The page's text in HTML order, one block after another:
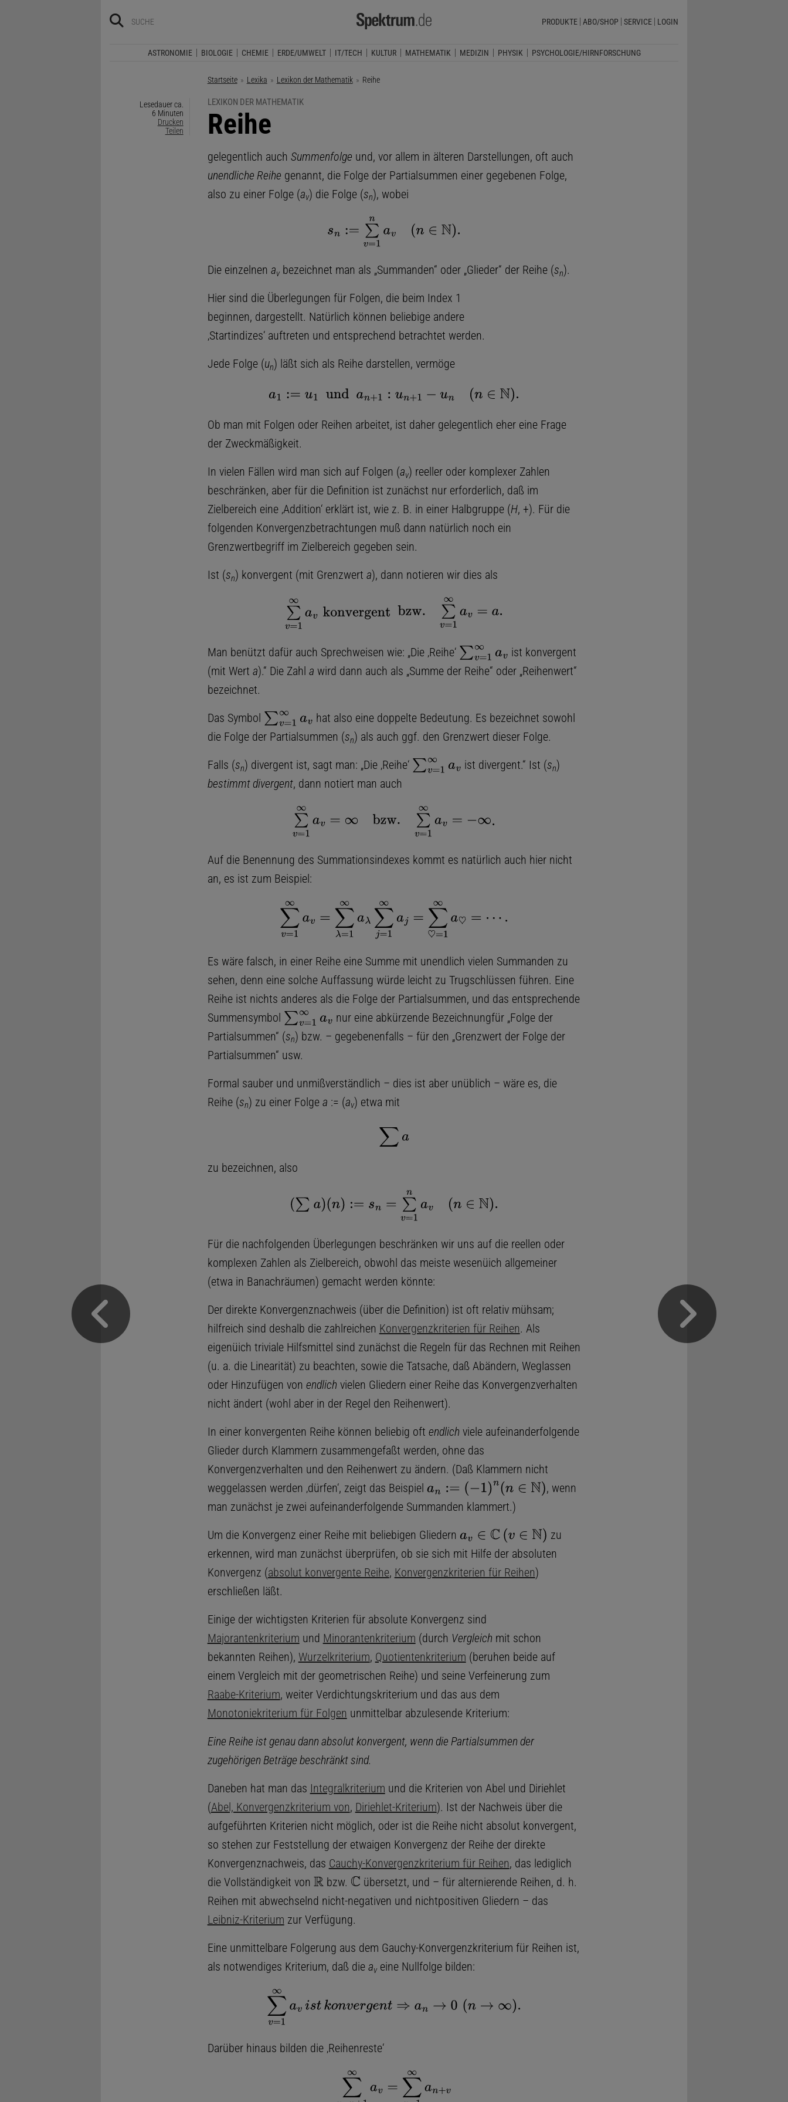
PRODUKTE ABO/SHOP SERVICE LOGIN
ASTRONOMIE BIOLOGIE CHEMIE ERDE/UMWELT IT/TECH KULTUR MATHEMATIK MEDIZIN PHYSIK PSYCHOLOGIE/HIRNFORSCHUNG
Startseite Lexika Lexikon der Mathematik Aktuelle Seite:
Reihe
Lesedauer ca.
6 Minuten
Drucken
Teilen
LEXIKON DER MATHEMATIK
:
Reihe
gelegentlich auch Summenfolge und, vor allem in älteren Darstellungen, oft auch
unendliche Reihe genannt, die Folge der Partialsummen einer gegebenen Folge,
also zu einer Folge (av) die Folge (sn), wobei
:=∑v =1 n∈ N)
Die einzelnen avbezeichnet man als „Summanden“ oder „Glieder“ der Reihe (sn).
Hier sind die Überlegungen für Folgen, die beim Index 1
beginnen, dargestellt. Natürlich können beliebige andere
‚Startindizes‘ auftreten und entsprechend betrachtet werden.
Jede Folge (un) läßt sich als Reihe darstellen, vermöge
1:=u1 undan+ 1 un+1− un( n∈
Ob man mit Folgen oder Reihen arbeitet, ist daher gelegentlich eher eine Frage
der Zweckmäßigkeit.
In vielen Fällen wird man sich auf Folgen (av) reeller oder komplexer Zahlen
beschränken, aber für die Definition ist zunächst nur erforderlich, daß im
Zielbereich eine ‚Addition‘ erklärt ist, wie z. B. in einer Halbgruppe (H, +). Für die
folgenden Konvergenzbetrachtungen muß dann natürlich noch ein
Grenzwertbegriff im Zielbereich gegeben sein.
Ist (sn) konvergent (mit Grenzwert a), dann notieren wir dies als
= konvergentbzw. =1∞ v=
Man benützt dafür auch Sprechweisen wie: „Die ‚Reihe‘ ∑v=1∞ av
ist konvergent
(mit Wert a).“ Die Zahl a wird dann auch als „Summe der Reihe“ oder „Reihenwert“
bezeichnet.
Das Symbol ∑v=1∞ av
hat also eine doppelte Bedeutung. Es bezeichnet sowohl
die Folge der Partialsummen (sn) als auch ggf. den Grenzwert dieser Folge.
Falls (sn) divergent ist, sagt man: „Die ‚Reihe‘ ∑v=1∞ av ist divergent.“ Ist (sn)
bestimmt divergent, dann notiert man auch
1∞a ∞bzw =1∞ av
Auf die Benennung des Summationsindexes kommt es natürlich auch hier nicht
an, es ist zum Beispiel:
∑∞ =∑∞λ aλ∑∞ ∑∞♡
Es wäre falsch, in einer Reihe eine Summe mit unendlich vielen Summanden zu
sehen, denn eine solche Auffassung würde leicht zu Trugschlüssen führen. Eine
Reihe ist nichts anderes als die Folge der Partialsummen, und das entsprechende
Summensymbol ∑ v=1∞ av
nur eine abkürzende Bezeichnungfür „Folge der
Partialsummen“ (sn) bzw. – gegebenenfalls – für den „Grenzwert der Folge der
Partialsummen“ usw.
Formal sauber und unmißverständlich – dies ist aber unüblich – wäre es, die
Reihe (sn) zu einer Folge a := (av) etwa mit
∑a
zu bezeichnen, also
(∑a (n s =1n av N).
Für die nachfolgenden Überlegungen beschränken wir uns auf die reellen oder
komplexen Zahlen als Zielbereich, obwohl das meiste wesenüich allgemeiner
(etwa in Banachräumen) gemacht werden könnte:
Der direkte Konvergenznachweis (über die Definition) ist oft relativ mühsam;
hilfreich sind deshalb die zahlreichen Konvergenzkriterien für Reihen. Als
eigenüich triviale Hilfsmittel sind zunächst die Regeln für das Rechnen mit Reihen
(u. a. die Linearität) zu beachten, sowie die Tatsache, daß Abändern, Weglassen
oder Hinzufügen von endlich vielen Gliedern einer Reihe das Konvergenzverhalten
nicht ändert (wohl aber in der Regel den Reihenwert).
In einer konvergenten Reihe können beliebig oft endlich viele aufeinanderfolgende
Glieder durch Klammern zusammengefaßt werden, ohne das
Konvergenzverhalten und den Reihenwert zu ändern. (Daß Klammern nicht
weggelassen werden ‚dürfen‘, zeigt das Beispiel an:= (−1 n(n∈N
, wenn
man zunächst je zwei aufeinanderfolgende Summanden klammert.)
Um die Konvergenz einer Reihe mit beliebigen Gliedern av∈C v∈N)
zu
erkennen, wird man zunächst überprüfen, ob sie sich mit Hilfe der absoluten
Konvergenz (absolut konvergente Reihe, Konvergenzkriterien für Reihen)
erschließen läßt.
Einige der wichtigsten Kriterien für absolute Konvergenz sind
Majorantenkriterium und Minorantenkriterium (durch Vergleich mit schon
bekannten Reihen), Wurzelkriterium, Quotientenkriterium (beruhen beide auf
einem Vergleich mit der geometrischen Reihe) und seine Verfeinerung zum
Raabe-Kriterium, weiter Verdichtungskriterium und das aus dem
Monotoniekriterium für Folgen unmittelbar abzulesende Kriterium:
Eine Reihe ist genau dann absolut konvergent, wenn die Partialsummen der
zugehörigen Beträge beschränkt sind.
Daneben hat man das Integralkriterium und die Kriterien von Abel und Diriehlet
(Abel, Konvergenzkriterium von, Diriehlet-Kriterium). Ist der Nachweis über die
aufgeführten Kriterien nicht möglich, oder ist die Reihe nicht absolut konvergent,
so stehen zur Feststellung der etwaigen Konvergenz der Reihe der direkte
Konvergenznachweis, das Cauchy-Konvergenzkriterium für Reihen, das lediglich
die Vollständigkeit von R bzw. C übersetzt, und – für alternierende Reihen, d. h.
Reihen mit abwechselnd nicht-negativen und nichtpositiven Gliedern – das
Leibniz-Kriterium zur Verfügung.
Eine unmittelbare Folgerung aus dem Gauchy-Konvergenzkriterium für Reihen ist,
als notwendiges Kriterium, daß die aveine Nullfolge bilden:
∑ ∞ = g n →
Darüber hinaus bilden die ‚Reihenreste‘
∑∞v= ∑∞v=